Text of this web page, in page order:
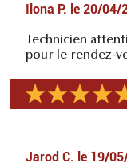
Ilona P. le 20/04/
Technicien
pour le rendez-
Jarod C. le 19/